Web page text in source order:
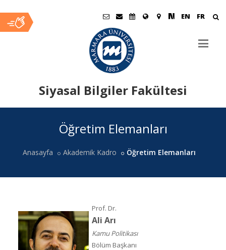
EN FR
Siyasal Bilgiler Fakültesi
Öğretim Elemanları
Anasayfa Akademik Kadro Öğretim Elemanları
Prof. Dr.
Ali Arı
Kamu Politikası
Bölüm Başkanı